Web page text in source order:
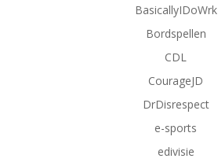
BasicallyIDoWrk
Bordspellen
CDL
CourageJD
DrDisrespect
e-sports
edivisie